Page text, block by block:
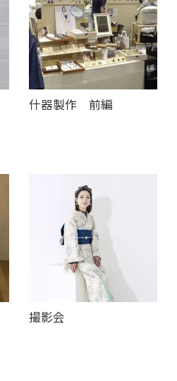
什器製作 前編
撮影会